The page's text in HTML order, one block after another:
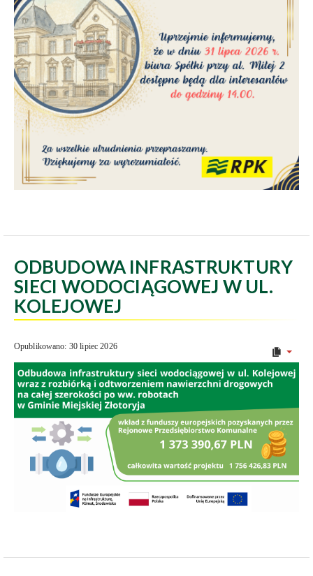
ODBUDOWA INFRASTRUKTURY
SIECI WODOCIĄGOWEJ W UL.
KOLEJOWEJ
Opublikowano: 30 lipiec 2026